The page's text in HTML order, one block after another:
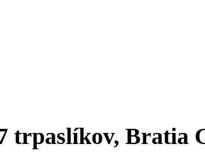
trpaslíkov, Bratia